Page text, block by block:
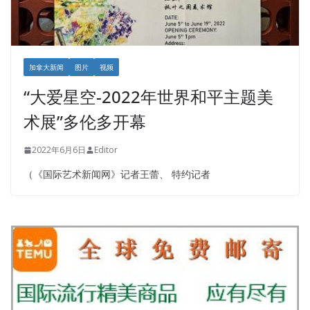
加拿大新闻 图片 视频
“大爱星空-2022年世界和平主题美
术展”多伦多开幕
2022年6月6日 Editor
（《国际艺术新闻网》记者王蕾、 特约记者